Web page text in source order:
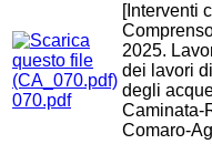
070.pdf
[Interventi
2025.
dei lavori
degli
Caminata-
Comaro-